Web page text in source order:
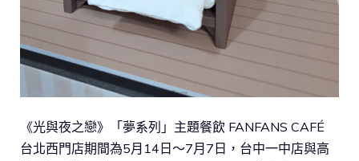
《光與夜之戀》「夢系列」主題餐飲 FANFANS CAFÉ
台北西門店期間為5月14日～7月7日，台中一中店與高